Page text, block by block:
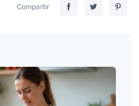
Compartir